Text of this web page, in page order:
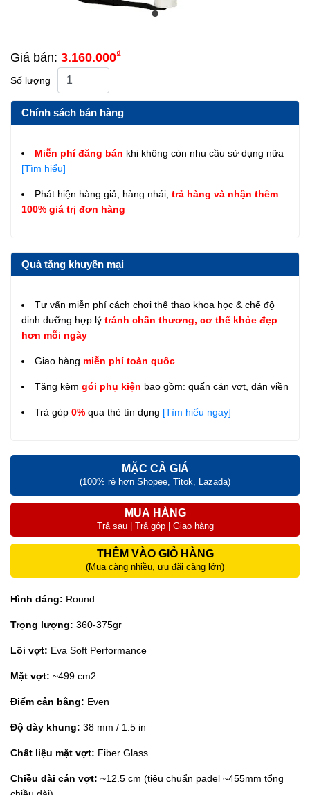
Giá bán: 3.160.000₫
Số lượng
Chính sách bán hàng
Miễn phí đăng bán khi không còn nhu cầu sử dụng nữa
[Tìm hiểu]
Phát hiện hàng giả, hàng nhái, trả hàng và nhận thêm
100% giá trị đơn hàng
Quà tặng khuyến mại
Tư vấn miễn phí cách chơi thể thao khoa học & chế độ
dinh dưỡng hợp lý tránh chấn thương, cơ thể khỏe đẹp
hơn mỗi ngày
Giao hàng miễn phí toàn quốc
Tặng kèm gói phụ kiện bao gồm: quấn cán vợt, dán viền
Trả góp 0% qua thẻ tín dụng [Tìm hiểu ngay]
MẶC CẢ GIÁ
(100% rẻ hơn Shopee, Titok, Lazada)
MUA HÀNG
Trả sau | Trả góp | Giao hàng
THÊM VÀO GIỎ HÀNG
(Mua càng nhiều, ưu đãi càng lớn)
Hình dáng: Round
Trọng lượng: 360-375gr
Lõi vợt: Eva Soft Performance
Mặt vợt: ~499 cm2
Điểm cân bằng: Even
Độ dày khung: 38 mm / 1.5 in
Chất liệu mặt vợt: Fiber Glass
Chiều dài cán vợt: ~12.5 cm (tiêu chuẩn padel ~455mm tổng